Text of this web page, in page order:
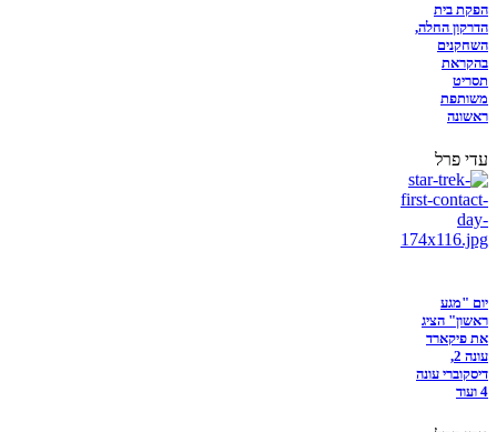
הפקת בית
הדרקון החלה,
השחקנים
בהקראת
תסריט
משותפת
ראשונה
עדי פרל
יום "מגע
ראשון" הציג
את פיקארד
עונה 2,
דיסקוברי עונה
4 ועוד